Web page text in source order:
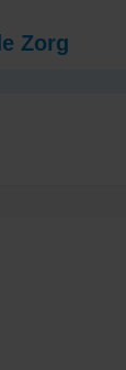
Zorg